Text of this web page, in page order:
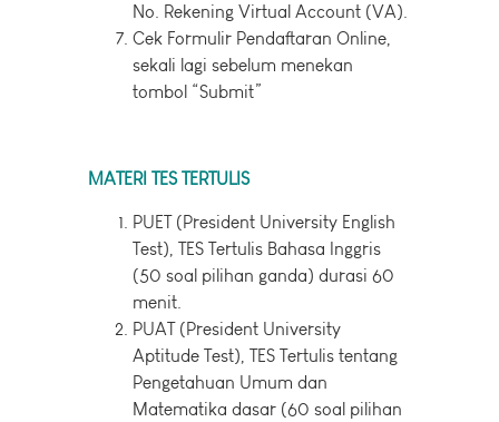
No. Rekening Virtual Account (VA).
Cek Formulir Pendaftaran Online,
sekali lagi sebelum menekan
tombol “Submit”
MATERI TES TERTULIS
PUET (President University English
Test), TES Tertulis Bahasa Inggris
(50 soal pilihan ganda) durasi 60
menit.
PUAT (President University
Aptitude Test), TES Tertulis tentang
Pengetahuan Umum dan
Matematika dasar (60 soal pilihan